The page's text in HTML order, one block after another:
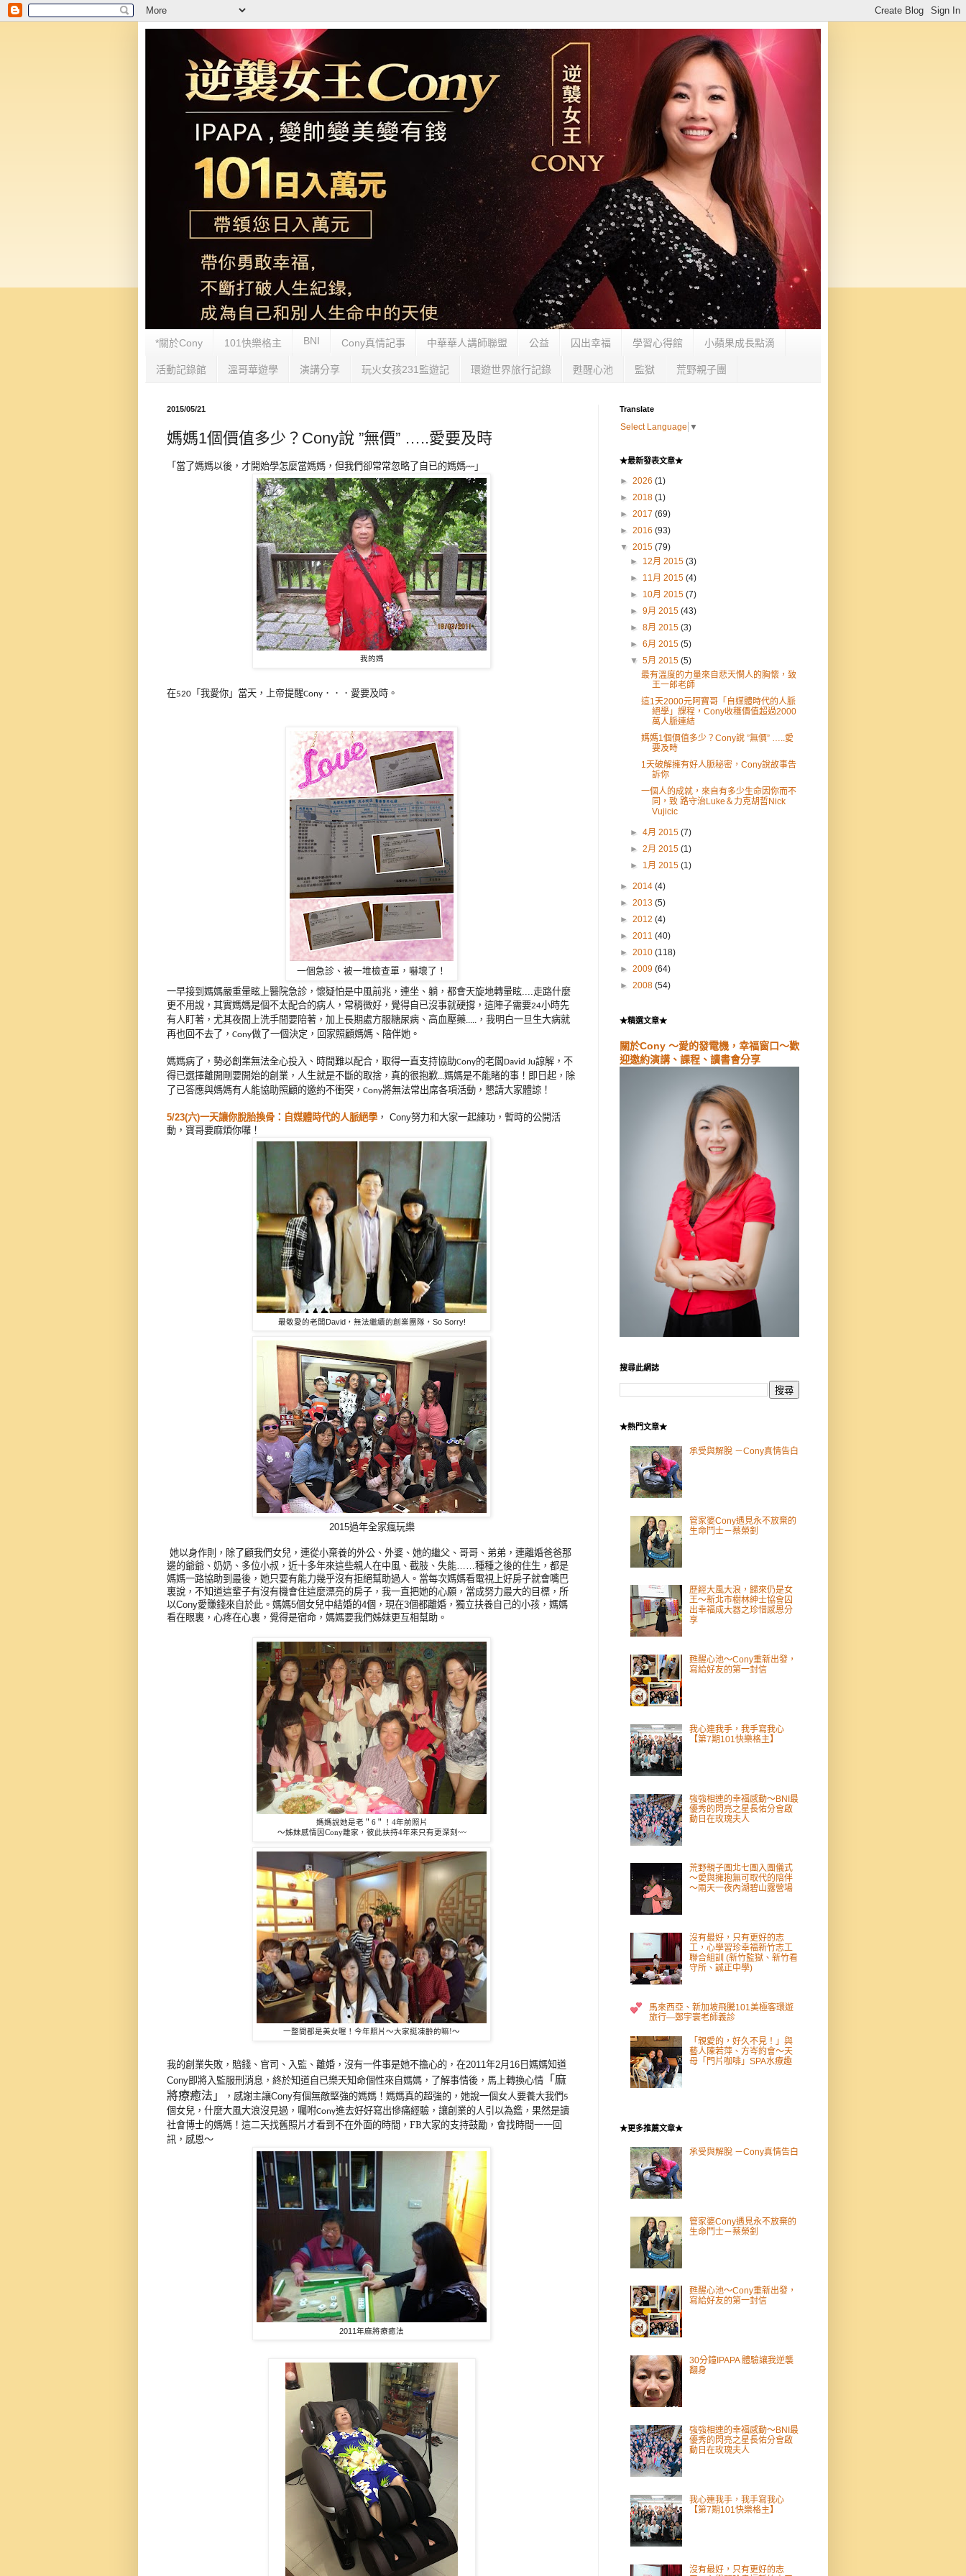
*關於Cony 101快樂格主 BNI Cony真情記事 中華華人講師聯盟 公益 囚出幸福 學習心得館 小蘋果成長點滴
活動記錄館 溫哥華遊學 演講分享 玩火女孩231監遊記 環遊世界旅行記錄 甦醒心池 監獄 荒野親子團
2015/05/21
媽媽1個價值多少？Cony說 ”無價” …..愛要及時
「當了媽媽以後，才開始學怎麼當媽媽，但我們卻常常忽略了自已的媽媽~~ 」
我的媽
在520 「我愛你」當天，上帝提醒Cony ．．．愛要及時。
一個急診、被一堆檢查單，嚇壞了！
一早接到媽媽嚴重暈眩上醫院急診，懷疑怕是中風前兆，連坐、躺，都會天旋地轉暈眩....走路什麼
更不用說，其實媽媽是個不太配合的病人，常稍微好 ，覺得自已沒事就硬撐，這陣子需要24小時先
有人盯著，尤其夜間上洗手間要陪著，加上長期處方服糖尿病、高血壓藥..... ，我明白一旦生大病就
再也回不去了， Cony做了一個決定，回家照顧媽媽、陪伴她。
媽媽病了，勢必創業無法全心投入、時間難以配合，取得一直支持協助Cony的老闆 David Ju諒解，不
得已選擇離開剛要開始的創業，人生就是不斷的取捨，真的很抱歉...媽媽是不能睹的事！即日起，除
了已答應與媽媽有人能協助照顧的邀約不衝突， Cony將無法常出席各項活動，懇請大家體諒！
5/23(六)一天讓你脫胎換骨：自媒體時代的人脈絕學 ， Cony努力和大家一起練功，暫時的公開活
動，寶哥要麻煩你囉！
最敬愛的老闆David，無法繼續的創業團隊，So Sorry!
2015過年全家瘋玩樂
她以身作則，除了顧我們女兒，連從小棄養的外公、外婆、她的繼父、哥哥、弟弟，連離婚爸爸那
邊的爺爺、奶奶、多位小叔，近十多年來這些親人在中風、截肢、失能……種種之後的住生，都是
媽媽一路協助到最後，她只要有能力幾乎沒有拒絕幫助過人。當每次媽媽看電視上好房子就會嘴巴
裏說，不知道這輩子有沒有機會住這麼漂亮的房子，我一直把她的心願，當成努力最大的目標，所
以Cony愛賺錢來自於此。媽媽5個女兒中結婚的4個，現在3個都離婚，獨立扶養自己的小孩，媽媽
看在眼裏，心疼在心裏，覺得是宿命，媽媽要我們姊妹更互相幫助。
媽媽說她是老＂6＂！4年前照片
～姊妹感情因Cony離家，彼此扶持4年來只有更深刻~~
一整間都是美女喔！今年照片～大家挺凍齡的嘛!～
我的創業失敗，賠錢、官司、入監、離婚，沒有一件事是她不擔心的，在2011年2月16日媽媽知道
Cony即將入監服刑消息，終於知道自已樂天知命個性來自媽媽，了解事情後，馬上轉換心情
「麻
將療癒法」
，感謝主讓Cony有個無敵堅強的媽媽！ 媽媽真的超強的，她說一個女人要養大我們5
個女兒，什麼大風大浪沒見過，囑咐Cony進去好好寫出慘痛經驗，讓創業的人引以為鑑，果然是讀
社會博士的媽媽！這二天找舊照片才看到不在外面的時間，FB大家的支持鼓勵，會找時間一一回
訊，感恩～
2011年麻將療癒法
Translate
Select Language ▼
★最新發表文章★
► 2026 (1)
► 2018 (1)
► 2017 (69)
► 2016 (93)
▼ 2015 (79)
► 12月 2015(3)
► 11月 2015(4)
► 10月 2015(7)
►9月 2015(43)
►8月 2015(3)
►6月 2015(5)
▼5月 2015(5)
最有溫度的力量來自悲天憫人的胸懷，致
王一郎老師
這1天2000元阿寶哥「自媒體時代的人脈
絕學」課程，Cony收穫價值超過2000
萬人脈連結
媽媽1個價值多少？Cony說 ”無價” …..愛
要及時
1天破解擁有好人脈秘密，Cony說故事告
訴你
一個人的成就，來自有多少生命因你而不
同，致 路守治Luke＆力克胡哲Nick
Vujicic
►4月 2015(7)
►2月 2015(1)
► 1月 2015(1)
► 2014 (4)
► 2013 (5)
► 2012 (4)
► 2011 (40)
► 2010 (118)
► 2009 (64)
► 2008 (54)
★精選文章★
關於Cony ～愛的發電機，幸福窗口～歡
迎邀約演講、課程、讀書會分享
搜尋此網誌
★熱門文章★
承受與解脫 －Cony真情告白
管家婆Cony遇見永不放棄的
生命鬥士－蔡榮釗
歷經大風大浪，歸來仍是女
王～新北市樹林紳士協會囚
出幸福成大器之珍惜感恩分
享
甦醒心池～Cony重新出發，
寫給好友的第一封信
我心連我手，我手寫我心
【第7期101快樂格主】
強強相連的幸福感動～BNI最
優秀的閃亮之星長佑分會啟
動日在玫瑰夫人
荒野親子團北七團入團儀式
～愛與擁抱無可取代的陪伴
～兩天一夜內湖碧山露營場
沒有最好，只有更好的志
工，心學習珍幸福新竹志工
聯合組訓 (新竹監獄、新竹看
守所、誠正中學)
馬來西亞、新加坡飛騰101美極客環遊
旅行—鄭宇寰老師義診
「親愛的，好久不見！」與
藝人陳若萍、方岑約會～天
母「門片咖啡」SPA水療趣
★更多推薦文章★
承受與解脫 －Cony真情告白
管家婆Cony遇見永不放棄的
生命鬥士－蔡榮釗
甦醒心池～Cony重新出發，
寫給好友的第一封信
30分鐘IPAPA 體驗讓我逆襲
翻身
強強相連的幸福感動～BNI最
優秀的閃亮之星長佑分會啟
動日在玫瑰夫人
我心連我手，我手寫我心
【第7期101快樂格主】
沒有最好，只有更好的志